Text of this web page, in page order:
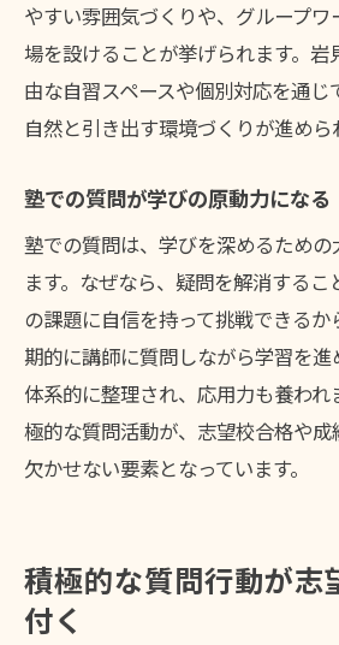
やすい雰囲気づくりや、グループ
場を設けることが挙げられます。岩
由な自習スペースや個別対応を通じ
自然と引き出す環境づくりが進めら
塾での質問が学びの原動力になる
塾での質問は、学びを深めるための
ます。なぜなら、疑問を解消する
の課題に自信を持って挑戦できるか
期的に講師に質問しながら学習を
体系的に整理され、応用力も養われ
極的な質問活動が、志望校合格や
欠かせない要素となっています。
積極的な質問行動が志
付く